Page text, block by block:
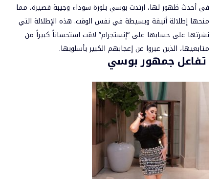
في أحدث ظهور لها، ارتدت بوسي بلوزة سوداء وجيبة قصيرة، مما
منحها إطلالة أنيقة وبسيطة في نفس الوقت. هذه الإطلالة التي
نشرتها على حسابها على “إنستجرام” لاقت استحساناً كبيراً من
متابعيها، الذين عبروا عن إعجابهم الكبير بأسلوبها.
تفاعل جمهور بوسي